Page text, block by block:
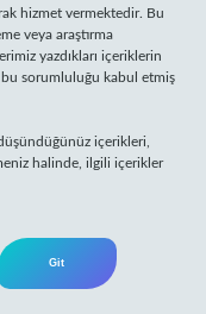
hizmet vermektedir. Bu
veya araştırma
yazdıkları içeriklerin
sorumluluğu kabul etmiş
içerikleri,
halinde, ilgili içerikler